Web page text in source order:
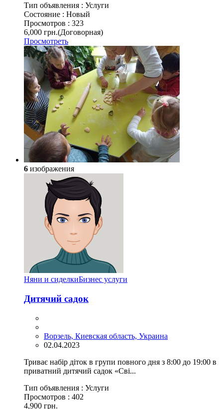
Тип объявления : Услуги
Состояние : Новый
Просмотров : 323
6,000 грн.(Договорная)
Просмотреть
6 изображения
Няни и сиделкиБизнес услуги
Дитячий садок
Ворзель, Киевская область, Украина
02.04.2023
Триває набір діток в групи повного дня з 8:00 до 19:00 в
приватний дитячий садок «Сві...
Тип объявления : Услуги
Просмотров : 402
4,900 грн.